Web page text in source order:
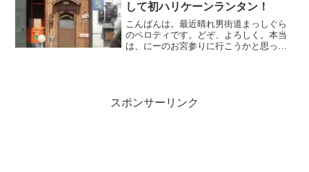
して初ハリケーンランタン！
こんばんは。最近晴れ男街道まっしぐら
のペロティです。どぞ、よろしく。本当
は、にーのお宮参りに行こうかと思って
スポンサーリンク